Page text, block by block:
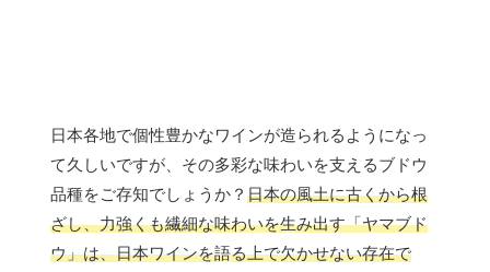
日本各地で個性豊かなワインが造られるようになっ
て久しいですが、その多彩な味わいを支えるブドウ
品種をご存知でしょうか？ 日本の風土に古くから根
ざし、力強くも繊細な味わいを生み出す「ヤマブド
ウ」は、日本ワインを語る上で欠かせない存在で